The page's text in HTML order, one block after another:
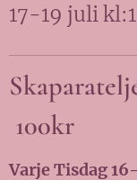
17-19 juli
100kr
Varje Tisdag